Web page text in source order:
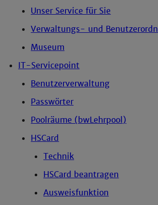
Unser Service für Sie
Verwaltungs- und
Museum
IT-Servicepoint
Benutzerverwaltung
Passwörter
Poolräume (bwLehrpool)
HSCard
Technik
HSCard beantragen
Ausweisfunktion